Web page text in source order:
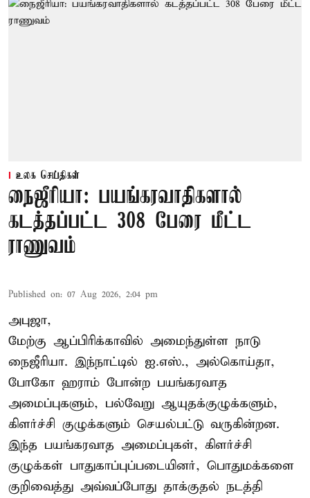
உலக செய்திகள்
நைஜீரியா: பயங்கரவாதிகளால்
கடத்தப்பட்ட 308 பேரை மீட்ட
ராணுவம்
Published on: 07 Aug 2026, 2:04 pm
அபுஜா,
மேற்கு ஆப்பிரிக்காவில் அமைந்துள்ள நாடு
நைஜீரியா. இந்நாட்டில் ஐ.எஸ்., அல்கொய்தா,
போகோ ஹராம் போன்ற பயங்கரவாத
அமைப்புகளும், பல்வேறு ஆயுதக்குழுக்களும்,
கிளர்ச்சி குழுக்களும் செயல்பட்டு வருகின்றன.
இந்த பயங்கரவாத அமைப்புகள், கிளர்ச்சி
குழுக்கள் பாதுகாப்புப்படையினர், பொதுமக்களை
குறிவைத்து அவ்வப்போது தாக்குதல் நடத்தி